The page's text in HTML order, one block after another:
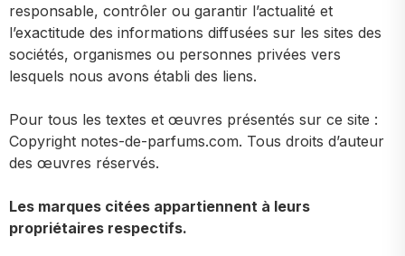
responsable, contrôler ou garantir l’actualité et
l’exactitude des informations diffusées sur les sites des
sociétés, organismes ou personnes privées vers
lesquels nous avons établi des liens.
Pour tous les textes et œuvres présentés sur ce site :
Copyright notes-de-parfums.com. Tous droits d’auteur
des œuvres réservés.
Les marques citées appartiennent à leurs
propriétaires respectifs.